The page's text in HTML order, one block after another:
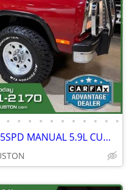
• • • • • • • • • • •
1992 DODGE RAM 250 LE 4X4 5SPD MANUAL 5.9L CUMMINS 12V DIESEL